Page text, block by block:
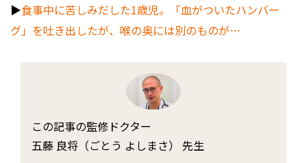
▶︎食事中に苦しみだした1歳児。「血がついたハンバー
グ」を吐き出したが、喉の奥には別のものが…
この記事の監修ドクター
五藤 良将（ごとう よしまさ） 先生